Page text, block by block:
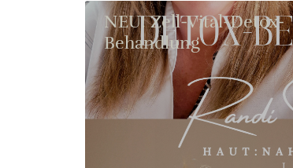
NEU! Zell-Vital-Detox-
Behandlung